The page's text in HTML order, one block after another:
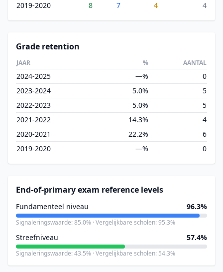
2019-2020
8 7 4 4
Grade retention
JAAR % AANTAL
2024-2025 —%
0
2023-2024
5.0%
5
2022-2023
5.0%
5
2021-2022
14.3%
4
2020-2021
22.2%
6
2019-2020
—% 0
End-of-primary exam reference levels
Fundamenteel niveau 96.3%
Signaleringswaarde: 85.0% · Vergelijkbare scholen: 95.3%
Streefniveau 57.4%
Signaleringswaarde: 43.5% · Vergelijkbare scholen: 54.3%